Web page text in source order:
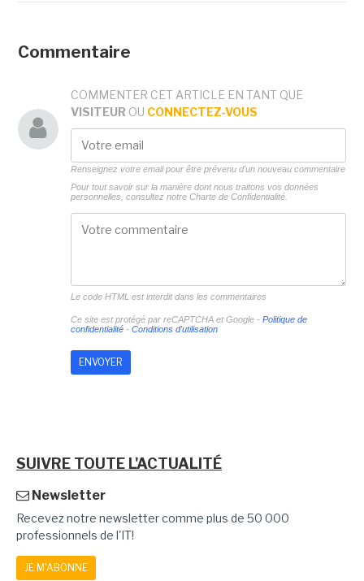
Commentaire
COMMENTER CET ARTICLE EN TANT QUE
VISITEUR OU CONNECTEZ-VOUS
Renseignez votre email pour être prévenu d'un nouveau commentaire
Pour tout savoir sur la manière dont nous traitons vos données
personnelles, consultez notre Charte de Confidentialité.
Le code HTML est interdit dans les commentaires
Ce site est protégé par reCAPTCHA et Google - Politique de
confidentialité- Conditions d'utilisation
SUIVRE TOUTE L'ACTUALITÉ
Newsletter
Recevez notre newsletter comme plus de 50 000
professionnels de l'IT!
JE M'ABONNE